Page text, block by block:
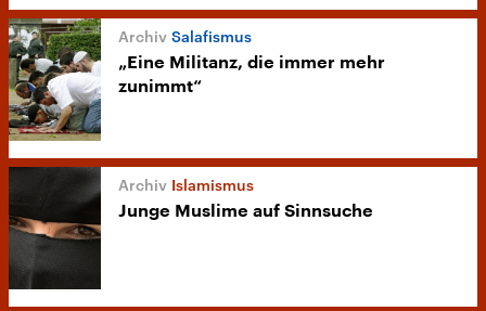
Salafismus
„Eine Militanz, die immer mehr
zunimmt“
Islamismus
Junge Muslime auf Sinnsuche